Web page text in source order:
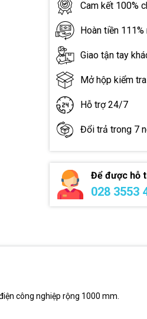
Cam kết 100%
Hoàn tiền 111%
Giao tận tay
Mở hộp kiểm
Hỗ trợ 24/7
Đổi trả trong 7
Để được hỗ
028 3553
công nghiệp rộng 1000 mm.